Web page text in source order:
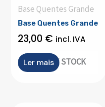
Base Quentes Grande
OUT OF STOCK
Base Quentes Grande
23,00 € incl. IVA
Ler mais